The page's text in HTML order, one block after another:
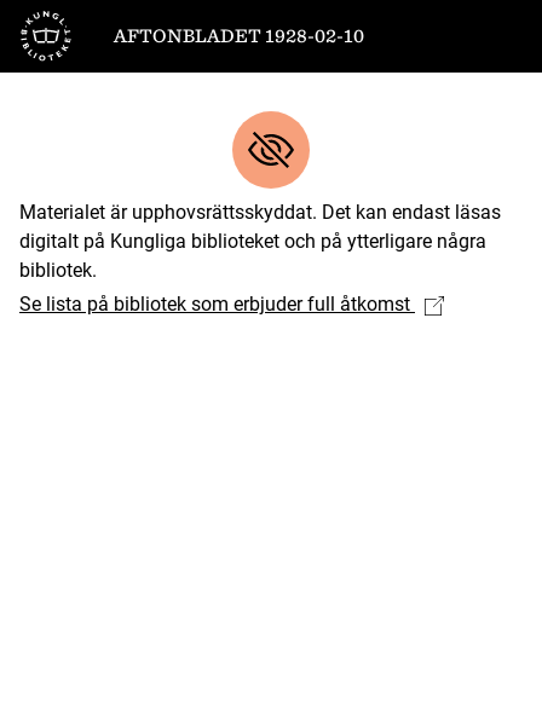
Till startsidan
AFTONBLADET 1928-02-10
Materialet är upphovsrättsskyddat. Det kan endast läsas
digitalt på Kungliga biblioteket och på ytterligare några
bibliotek.
Se lista på bibliotek som erbjuder full åtkomst